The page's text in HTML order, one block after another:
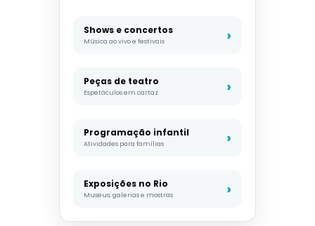
Shows e concertos
Música ao vivo e festivais
Peças de teatro
Espetáculos em cartaz
Programação infantil
Atividades para famílias
Exposições no Rio
Museus, galerias e mostras